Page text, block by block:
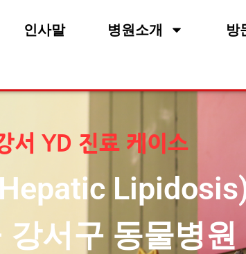
인사말 병원소개 방
서 YD 진료 케이스
강서구 동물병원